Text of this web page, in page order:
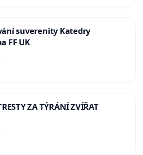
suverenity Katedry
FF UK
ZA TÝRÁNÍ ZVÍŘAT